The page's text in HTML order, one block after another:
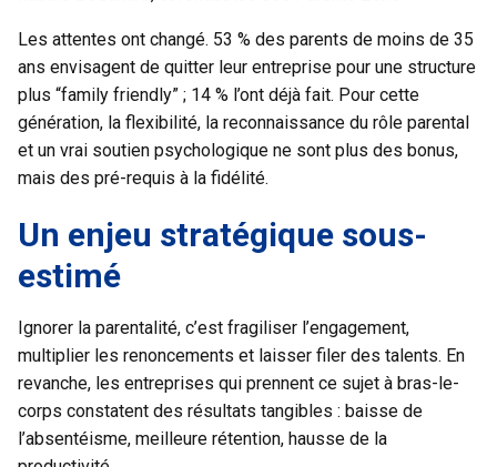
Les attentes ont changé. 53 % des parents de moins de 35
ans envisagent de quitter leur entreprise pour une structure
plus “family friendly” ; 14 % l’ont déjà fait. Pour cette
génération, la flexibilité, la reconnaissance du rôle parental
et un vrai soutien psychologique ne sont plus des bonus,
mais des pré-requis à la fidélité.
Un enjeu stratégique sous-
estimé
Ignorer la parentalité, c’est fragiliser l’engagement,
multiplier les renoncements et laisser filer des talents. En
revanche, les entreprises qui prennent ce sujet à bras-le-
corps constatent des résultats tangibles : baisse de
l’absentéisme, meilleure rétention, hausse de la